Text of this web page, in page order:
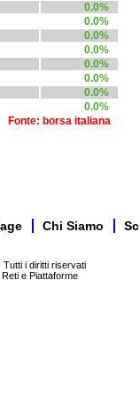
0.0%
0.0%
0.0%
0.0%
0.0%
0.0%
0.0%
0.0%
Fonte: borsa italiana
Chi Siamo
i diritti riservati
e Piattaforme